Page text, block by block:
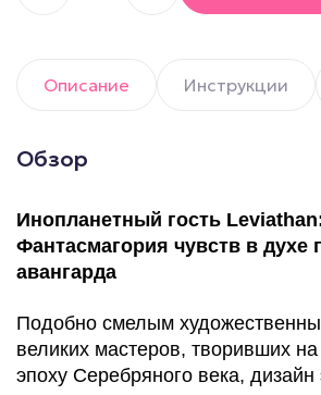
Описание Инструкции
Обзор
Инопланетный гость
Фантасмагория чувств в духе
авангарда
Подобно смелым
великих мастеров, творивших
эпоху Серебряного века, дизайн